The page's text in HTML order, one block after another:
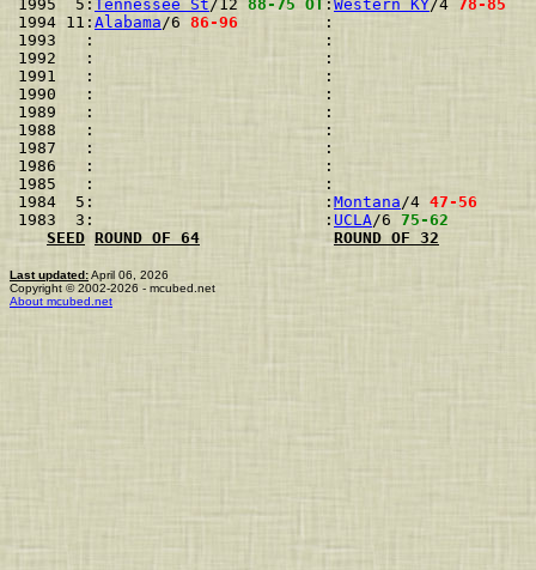
1995  5: Tennessee St/12 88-75 OT : Western KY/4 78-85
1994 11: Alabama/6 86-96
:
1993   :                        :
1992   :                        :
1991   :                        :
1990   :                        :
1989   :                        :
1988   :                        :
1987   :                        :
1986   :                        :
1985   :                        :
1984  5:                        : Montana/4 47-56
1983  3:                        : UCLA/6 75-62
SEED ROUND OF 64 ROUND OF 32
Last updated:April 06, 2026
Copyright © 2002-2026 - mcubed.net
About mcubed.net